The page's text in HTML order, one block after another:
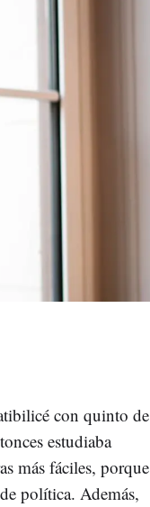
con quinto de
estudiaba
más fáciles, porque
política. Además,